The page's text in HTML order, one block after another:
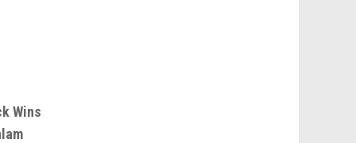
Wins